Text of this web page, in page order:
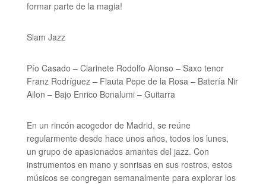
formar parte de la magia!
Slam Jazz
Pío Casado – Clarinete Rodolfo Alonso – Saxo tenor
Franz Rodríguez – Flauta Pepe de la Rosa – Batería Nir
Ailon – Bajo Enrico Bonalumi – Guitarra
En un rincón acogedor de Madrid, se reúne
regularmente desde hace unos años, todos los lunes,
un grupo de apasionados amantes del jazz. Con
instrumentos en mano y sonrisas en sus rostros, estos
músicos se congregan semanalmente para explorar los